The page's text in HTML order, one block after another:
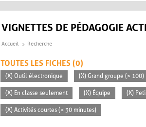
VIGNETTES DE PÉDAGOGIE
Accueil Recherche
TOUTES LES FICHES (0)
(X) Outil électronique (X) Grand groupe (> 100)
(X) En classe seulement (X) Équipe (X)
(X) Activités courtes (< 30 minutes)